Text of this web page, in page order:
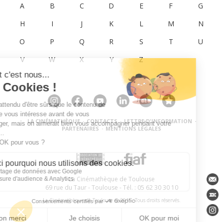
A B C D E F
G
H
I J K L M
N
O
P Q R S T
U
V
W X Y Z
LA CINÉMATHÈQUE · CONTACTS · LETTRE D'INFORMATION ·
PARTENAIRES · MENTIONS LÉGALES
La Cinémathèque de Toulouse
69 rue du Taur - Toulouse - Tél. : 05 62 30 30 10
La Cinémathèque de Toulouse © 2015. Tous droits réservés.